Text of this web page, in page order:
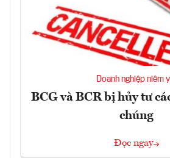
Doanh nghiệp niêm
BCG và BCR bị hủy tư
chúng
Đọc ngay